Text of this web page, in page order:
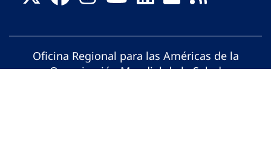
Oficina Regional para las Américas de la
Organización Mundial de la Salud